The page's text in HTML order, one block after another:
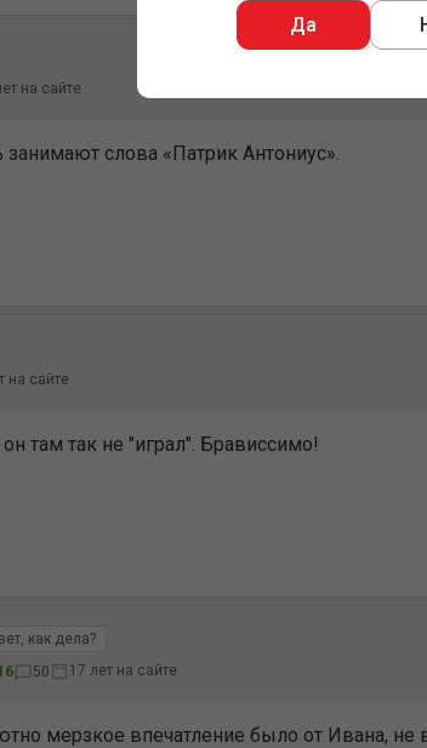
Да
на сайте
занимают слова «Патрик Антониус».
на сайте
там так не "играл". Брависсимо!
как дела?
50 17 лет на сайте
мерзкое впечатление было от Ивана,